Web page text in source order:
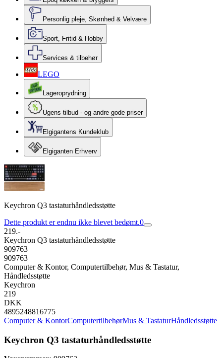
Personlig pleje, Skønhed & Velvære
Sport, Fritid & Hobby
Services & tilbehør
LEGO
Lageroprydning
Ugens tilbud - og andre gode priser
Elgigantens Kundeklub
Elgiganten Erhverv
Keychron Q3 tastaturhåndledsstøtte
Dette produkt er endnu ikke blevet bedømt.0
219.-
Keychron Q3 tastaturhåndledsstøtte
909763
909763
Computer & Kontor, Computertilbehør, Mus & Tastatur,
Håndledsstøtte
Keychron
219
DKK
4895248816775
Computer & KontorComputertilbehørMus & TastaturHåndledsstøtte
Keychron Q3 tastaturhåndledsstøtte